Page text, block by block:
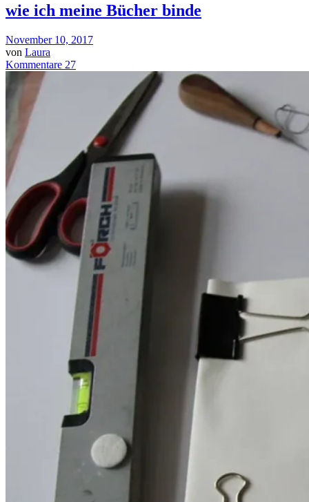
wie ich meine Bücher binde
November 10, 2017
von Laura
Kommentare 27